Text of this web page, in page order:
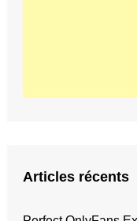
Articles récents